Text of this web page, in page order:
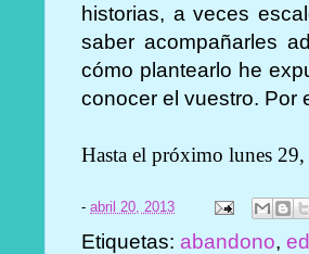
historias, a veces
saber acompañarles
cómo plantearlo he
conocer el vuestro. Por
Hasta el próximo lunes
-abril 20, 2013
Etiquetas:abandono,